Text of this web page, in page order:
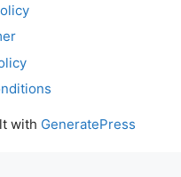
with GeneratePress